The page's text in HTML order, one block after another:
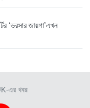
‘ভরসার জায়গা’এখন
এর খবর